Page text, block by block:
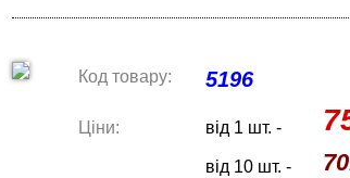
Код товару: 5196
Ціни: від 1 шт. -
від 10 шт. -